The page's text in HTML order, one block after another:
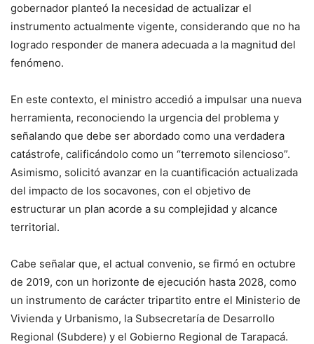
gobernador planteó la necesidad de actualizar el
instrumento actualmente vigente, considerando que no ha
logrado responder de manera adecuada a la magnitud del
fenómeno.
En este contexto, el ministro accedió a impulsar una nueva
herramienta, reconociendo la urgencia del problema y
señalando que debe ser abordado como una verdadera
catástrofe, calificándolo como un “terremoto silencioso”.
Asimismo, solicitó avanzar en la cuantificación actualizada
del impacto de los socavones, con el objetivo de
estructurar un plan acorde a su complejidad y alcance
territorial.
Cabe señalar que, el actual convenio, se firmó en octubre
de 2019, con un horizonte de ejecución hasta 2028, como
un instrumento de carácter tripartito entre el Ministerio de
Vivienda y Urbanismo, la Subsecretaría de Desarrollo
Regional (Subdere) y el Gobierno Regional de Tarapacá.